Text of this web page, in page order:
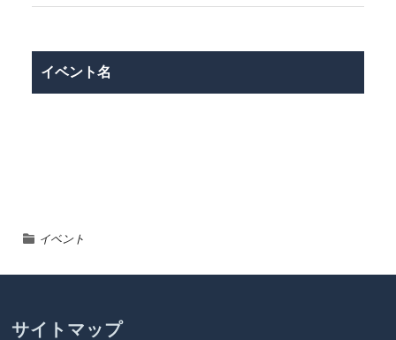
イベント名
イベント
サイトマップ